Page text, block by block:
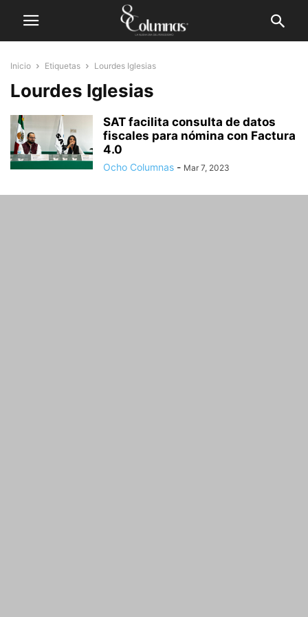
Inicio Etiquetas Lourdes Iglesias
Lourdes Iglesias
SAT facilita consulta de datos
fiscales para nómina con Factura
4.0
Ocho Columnas - Mar 7, 2023